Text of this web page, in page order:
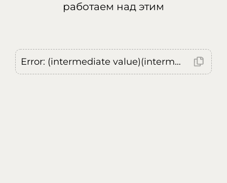
работаем над этим
Error: (intermediate value)(intermediate value)(intermediate value).replaceAll is not a function